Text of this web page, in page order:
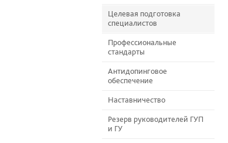
Целевая подготовка
специалистов
Профессиональные
стандарты
Антидопинговое
обеспечение
Наставничество
Резерв руководителей ГУП
и ГУ